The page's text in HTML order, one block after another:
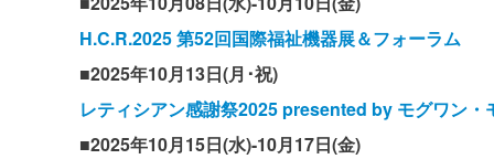
H.C.R.2025 第52回国際福祉機器展＆フォーラム
■2025年10月13日(月･祝)
レティシアン感謝祭2025 presented by モグワン・
■2025年10月15日(水)-10月17日(金)